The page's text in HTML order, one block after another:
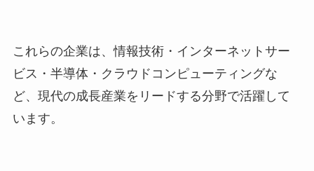
これらの企業は、情報技術・インターネットサー
ビス・半導体・クラウドコンピューティングな
ど、現代の成長産業をリードする分野で活躍して
います。